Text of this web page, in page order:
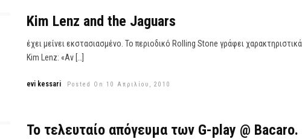
Kim Lenz and the Jaguars
έχει μείνει εκστασιασμένο. To περιοδικό Rolling Stone γράφει
Kim Lenz: «Αν […]
evi kessari Posted On 10 Απριλίου, 2010
Το τελευταίο απόγευμα των G-play @ Bacaro.